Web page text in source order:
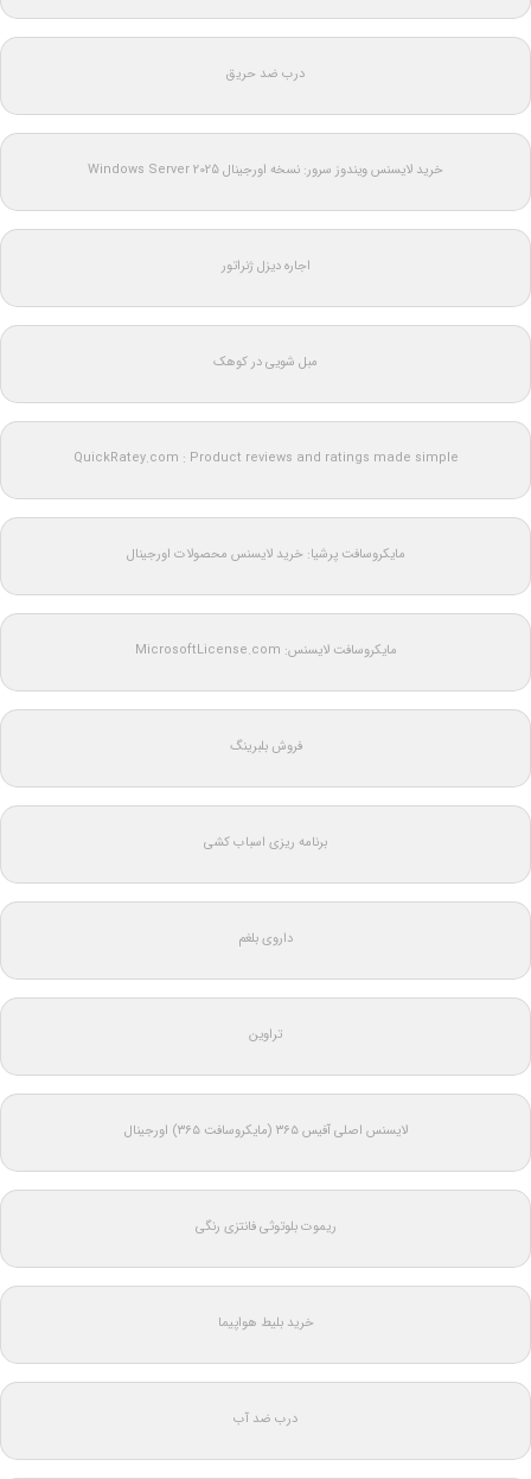
درب ضد حریق
خرید لایسنس ویندوز سرور: نسخه اورجینال Windows Server 2025
اجاره دیزل ژنراتور
مبل شویی در کوهک
QuickRatey.com : Product reviews and ratings made simple
مایکروسافت پرشیا: خرید لایسنس محصولات اورجینال
مایکروسافت لایسنس: MicrosoftLicense.com
فروش بلبرینگ
برنامه ریزی اسباب کشی
داروی بلغم
تراوین
لایسنس اصلی آفیس ۳۶۵ (مایکروسافت ۳۶۵) اورجینال
ریموت بلوتوثی فانتزی رنگی
خرید بلیط هواپیما
درب ضد آب